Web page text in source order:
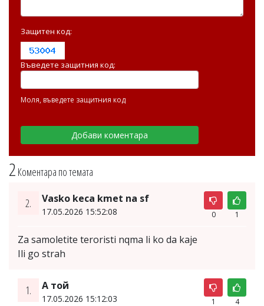
2 Коментара по темата
2. Vasko keca kmet na sf
17.05.2026 15:52:08 0 1
Za samoletite teroristi nqma li ko da kaje
Ili go strah
1. А той
17.05.2026 15:12:03 1 4
Защитен код:
Въведете защитния код:
Моля, въведете защитния код